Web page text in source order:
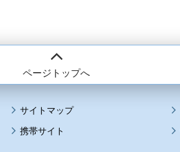
ページトップへ
サイトマップ
携帯サイト